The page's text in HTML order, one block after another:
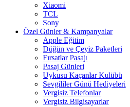
Xiaomi
TCL
Sony
Özel Günler & Kampanyalar
Apple Eğitim
Düğün ve Çeyiz Paketleri
Fırsatlar Pasajı
Pasaj Günleri
Uykusu Kaçanlar Kulübü
Sevgililer Günü Hediyeleri
Vergisiz Telefonlar
Vergisiz Bilgisayarlar